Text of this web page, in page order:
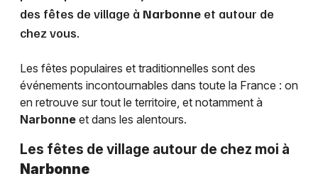
des fêtes de village à Narbonne et autour de
chez vous.
Les fêtes populaires et traditionnelles sont des
événements incontournables dans toute la France : on
en retrouve sur tout le territoire, et notamment à
Narbonne et dans les alentours.
Les fêtes de village autour de chez moi à
Narbonne